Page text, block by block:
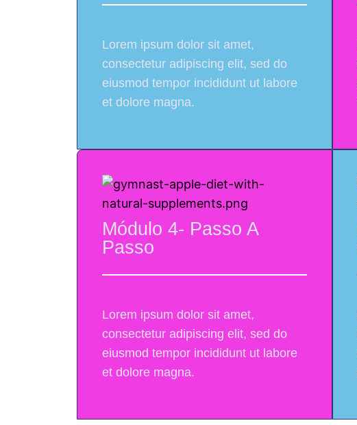
Lorem ipsum dolor sit amet,
consectetur adipiscing elit, sed do
eiusmod tempor incididunt ut labore
et dolore magna.
Módulo 4- Passo A
Passo
Lorem ipsum dolor sit amet,
consectetur adipiscing elit, sed do
eiusmod tempor incididunt ut labore
et dolore magna.